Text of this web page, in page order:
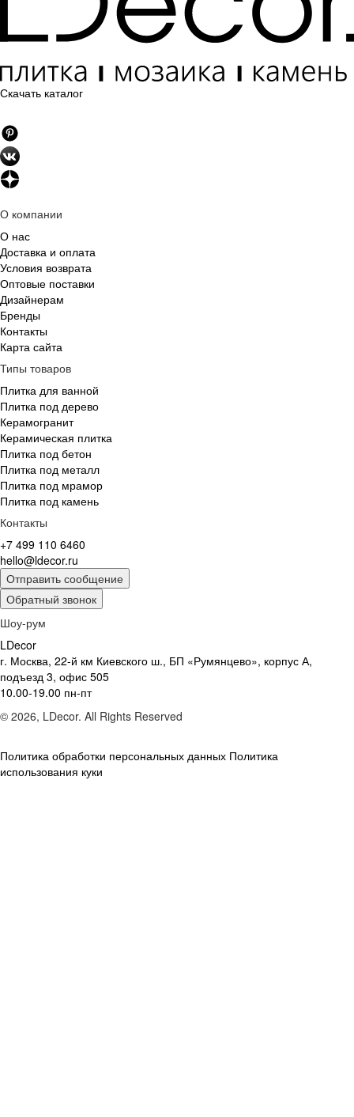
Скачать каталог
О компании
О нас
Доставка и оплата
Условия возврата
Оптовые поставки
Дизайнерам
Бренды
Контакты
Карта сайта
Типы товаров
Плитка для ванной
Плитка под дерево
Керамогранит
Керамическая плитка
Плитка под бетон
Плитка под металл
Плитка под мрамор
Плитка под камень
Контакты
+7 499 110 6460
hello@ldecor.ru
Отправить сообщение
Обратный звонок
Шоу-рум
LDecor
г. Москва, 22-й км Киевского ш., БП «Румянцево», корпус А,
подъезд 3, офис 505
10.00-19.00 пн-пт
© 2026, LDecor. All Rights Reserved
Политика обработки персональных данных Политика
использования куки